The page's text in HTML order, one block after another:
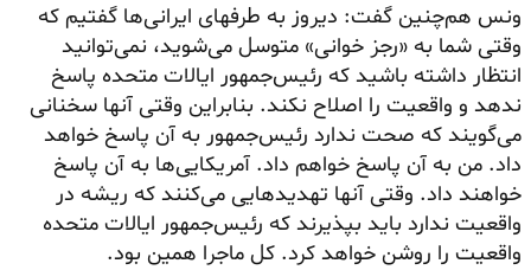
ونس هم‌چنین گفت: دیروز به طرفهای ایرانی‌ها گفتیم که
وقتی شما به «رجز خوانی» متوسل می‌شوید، نمی‌توانید
انتظار داشته باشید که رئیس‌جمهور ایالات متحده پاسخ
ندهد و واقعیت را اصلاح نکند. بنابراین وقتی آنها سخنانی
می‌گویند که صحت ندارد رئیس‌جمهور به آن پاسخ خواهد
داد. من به آن پاسخ خواهم داد. آمریکایی‌ها به آن پاسخ
خواهند داد. وقتی آنها تهدیدهایی می‌کنند که ریشه در
واقعیت ندارد باید بپذیرند که رئیس‌جمهور ایالات متحده
واقعیت را روشن خواهد کرد. کل ماجرا همین بود.